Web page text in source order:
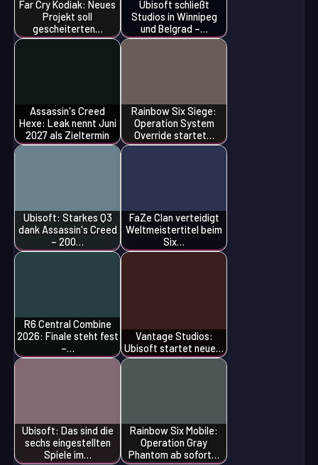
Far Cry Kodiak: Neues
Projekt soll
gescheiterten…
Ubisoft schließt
Studios in Winnipeg
und Belgrad –…
Assassin's Creed
Hexe: Leak nennt Juni
2027 als Zieltermin
Rainbow Six Siege:
Operation System
Override startet…
Ubisoft: Starkes Q3
dank Assassin's Creed
– 200…
FaZe Clan verteidigt
Weltmeistertitel beim
Six…
R6 Central Combine
2026: Finale steht fest
–…
Vantage Studios:
Ubisoft startet neue…
Ubisoft: Das sind die
sechs eingestellten
Spiele im…
Rainbow Six Mobile:
Operation Gray
Phantom ab sofort…